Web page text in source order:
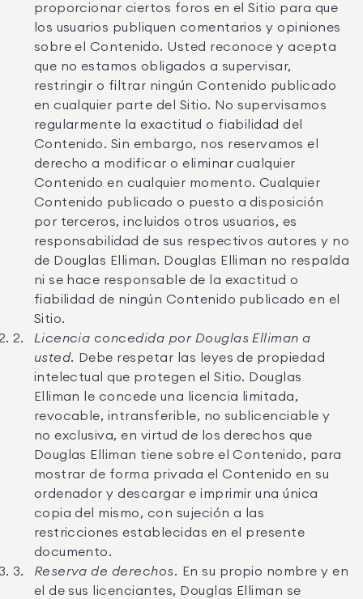
proporcionar ciertos foros en el Sitio para que
los usuarios publiquen comentarios y opiniones
sobre el Contenido. Usted reconoce y acepta
que no estamos obligados a supervisar,
restringir o filtrar ningún Contenido publicado
en cualquier parte del Sitio. No supervisamos
regularmente la exactitud o fiabilidad del
Contenido. Sin embargo, nos reservamos el
derecho a modificar o eliminar cualquier
Contenido en cualquier momento. Cualquier
Contenido publicado o puesto a disposición
por terceros, incluidos otros usuarios, es
responsabilidad de sus respectivos autores y no
de Douglas Elliman. Douglas Elliman no respalda
ni se hace responsable de la exactitud o
fiabilidad de ningún Contenido publicado en el
Sitio.
Licencia concedida por Douglas Elliman a
usted.
Debe respetar las leyes de propiedad
intelectual que protegen el Sitio. Douglas
Elliman le concede una licencia limitada,
revocable, intransferible, no sublicenciable y
no exclusiva, en virtud de los derechos que
Douglas Elliman tiene sobre el Contenido, para
mostrar de forma privada el Contenido en su
ordenador y descargar e imprimir una única
copia del mismo, con sujeción a las
restricciones establecidas en el presente
documento.
Reserva de derechos.
En su propio nombre y en
el de sus licenciantes, Douglas Elliman se